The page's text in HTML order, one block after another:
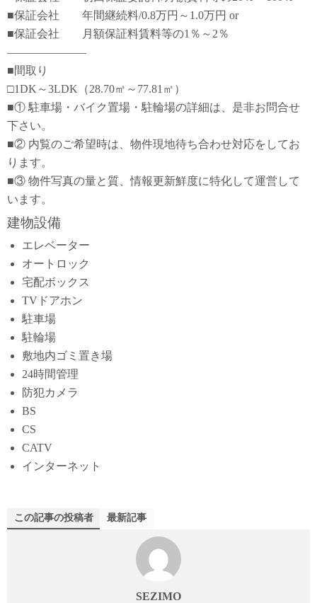
■保証会社 年間継続料/0.8万円～1.0万円 or
■保証会社 月額保証料賃料等の1％～2％
―――――――
■間取り
□1DK～3LDK（28.70㎡～77.81㎡）
■① 駐車場・バイク置場・駐輪場の詳細は、是非お問合せ
下さい。
■② 内覧のご希望時は、物件現地待ち合わせ対応をしてお
ります。
■③ 物件写真の量と質、情報更新鮮度に特化して運営して
います。
建物設備
エレベーター
オートロック
宅配ボックス
TVドアホン
駐車場
駐輪場
敷地内ゴミ置き場
24時間管理
防犯カメラ
BS
CS
CATV
インターネット
この記事の投稿者 最新記事
SEZIMO